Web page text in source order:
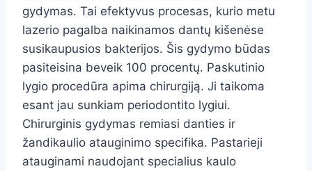
gydymas. Tai efektyvus procesas, kurio metu
lazerio pagalba naikinamos dantų kišenėse
susikaupusios bakterijos. Šis gydymo būdas
pasiteisina beveik 100 procentų. Paskutinio
lygio procedūra apima chirurgiją. Ji taikoma
esant jau sunkiam periodontito lygiui.
Chirurginis gydymas remiasi danties ir
žandikaulio atauginimo specifika. Pastarieji
atauginami naudojant specialius kaulo